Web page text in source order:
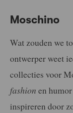
Moschino
Wat zouden we
ontwerper weet
collecties voor
fashion en
inspireren door